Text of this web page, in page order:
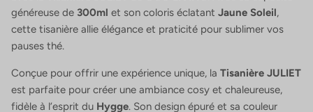
généreuse de 300ml et son coloris éclatant Jaune Soleil,
cette tisanière allie élégance et praticité pour sublimer vos
pauses thé.
Conçue pour offrir une expérience unique, la Tisanière JULIET
est parfaite pour créer une ambiance cosy et chaleureuse,
fidèle à l’esprit du Hygge. Son design épuré et sa couleur